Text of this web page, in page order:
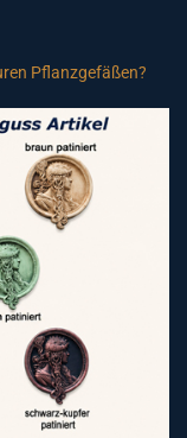
Pflanzgefäßen?